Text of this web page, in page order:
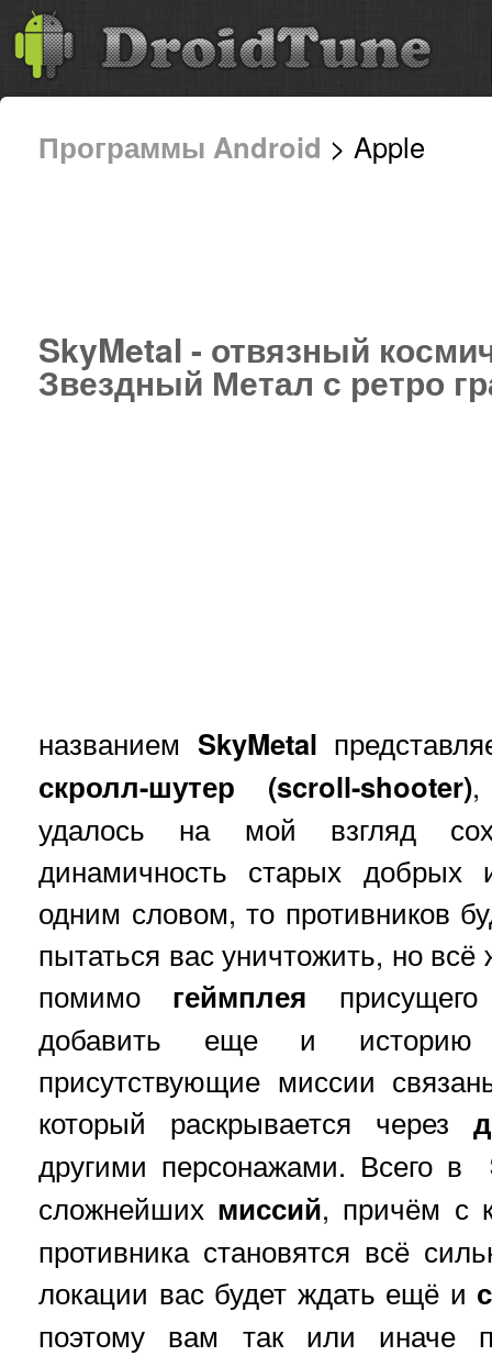
Программы Android > Apple
SkyMetal - отвязный
Звездный Метал с ретро
названием SkyMetal
скролл-шутер (scroll-shooter),
удалось на мой взгляд
динамичность старых добрых
одним словом, то противников
пытаться вас уничтожить, но
помимо геймплея
добавить еще и историю
присутствующие миссии
который раскрывается через
другими персонажами. Всего в
сложнейших миссий, причём с
противника становятся всё
локации вас будет ждать ещё и
поэтому вам так или иначе